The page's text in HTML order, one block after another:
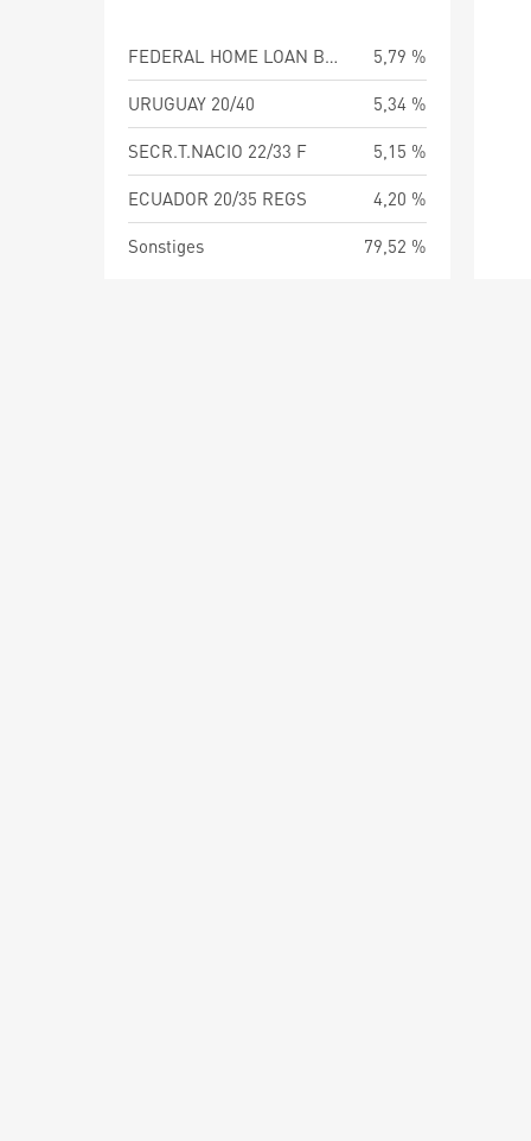
FEDERAL HOME LOAN BANK DISCOUNT NOTES 07/01/2026 AGCD
5,79 %
URUGUAY 20/40
5,34 %
SECR.T.NACIO 22/33 F
5,15 %
ECUADOR 20/35 REGS
4,20 %
Sonstiges
79,52 %